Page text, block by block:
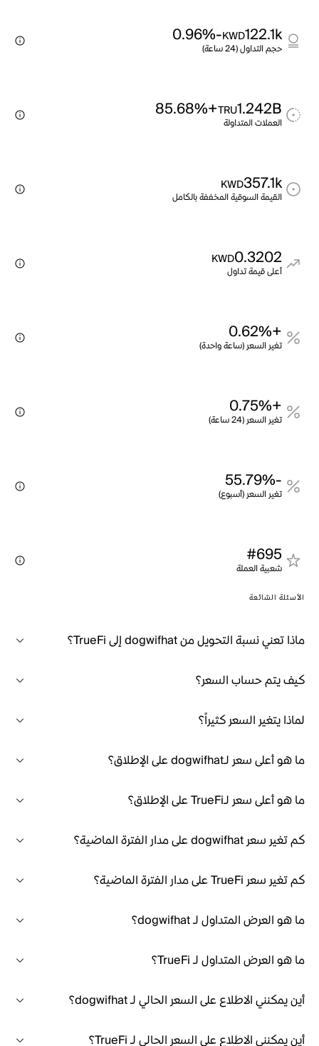
122.1k
KWD
-0.96%
حجم التداول (24 ساعة)
1.242B
TRU
+85.68%
العملات المتداولة
357.1k
KWD
القيمة السوقية المخففة بالكامل
0.3202
KWD
أعلى قيمة تداول
+0.62%
تغير السعر (ساعة واحدة)
+0.75%
تغير السعر (24 ساعة)
-55.79%
تغير السعر (أسبوع)
#695
شعبية العملة
الأسئلة الشائعة
ماذا تعني نسبة التحويل من dogwifhat إلى TrueFi؟
كيف يتم حساب السعر؟
لماذا يتغير السعر كثيراً؟
ما هو أعلى سعر لـdogwifhat على الإطلاق؟
ما هو أعلى سعر لـTrueFi على الإطلاق؟
كم تغير سعر dogwifhat على مدار الفترة الماضية؟
كم تغير سعر TrueFi على مدار الفترة الماضية؟
ما هو العرض المتداول لـ dogwifhat؟
ما هو العرض المتداول لـ TrueFi؟
أين يمكنني الاطلاع على السعر الحالي لـ dogwifhat؟
أين يمكنني الاطلاع على السعر الحالي لـ TrueFi؟